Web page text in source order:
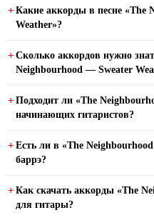
Какие аккорды в песне «The
Weather»?
Сколько аккордов нужно
Neighbourhood — Sweater
Подходит ли «The
начинающих гитаристов?
Есть ли в «The
баррэ?
Как скачать аккорды «The
для гитары?